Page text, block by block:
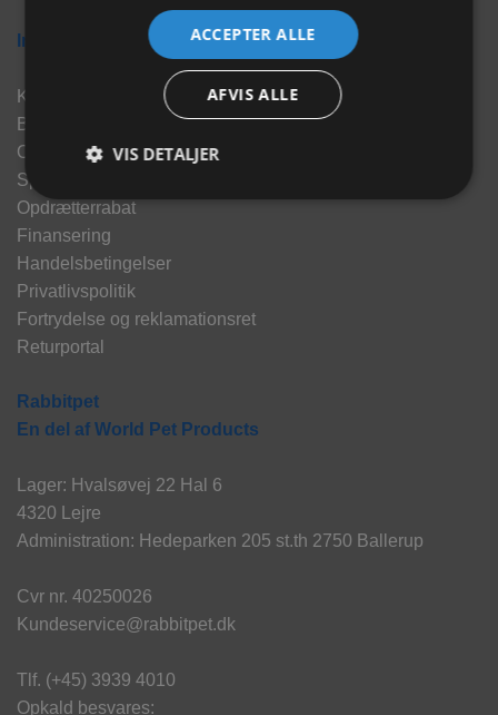
Information
Kontakt
Brand
Om os
Sponsorater
Opdrætterrabat
Finansering
Handelsbetingelser
Privatlivspolitik
Fortrydelse og reklamationsret
Returportal
Rabbitpet
En del af World Pet Products
Lager: Hvalsøvej 22 Hal 6
4320 Lejre
Administration: Hedeparken 205 st.th 2750 Ballerup
Cvr nr. 40250026
Kundeservice@rabbitpet.dk
Tlf. (+45) 3939 4010
Opkald besvares:
ACCEPTER ALLE
AFVIS ALLE
VIS DETALJER